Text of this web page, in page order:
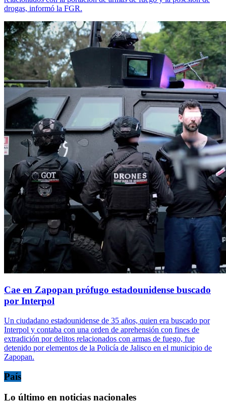
drogas, informó la FGR.
Cae en Zapopan prófugo estadounidense buscado
por Interpol
Un ciudadano estadounidense de 35 años, quien era buscado por
Interpol y contaba con una orden de aprehensión con fines de
extradición por delitos relacionados con armas de fuego, fue
detenido por elementos de la Policía de Jalisco en el municipio de
Zapopan.
País
Lo último en noticias nacionales